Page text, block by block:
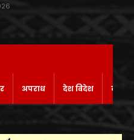
अपराध देश विदेश